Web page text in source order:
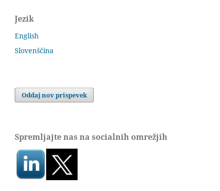
Jezik
English
Slovenščina
Oddaj nov prispevek
Spremljajte nas na socialnih omrežjih